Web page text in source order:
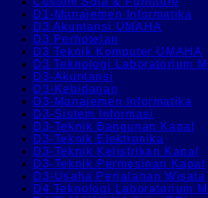
D1-Manajemen Informatika
D3 Akuntansi UMAHA
D3 Perhotelan
D3 Teknik Komputer UMAHA
D3 Teknologi Laboratorium
D3-Akuntansi
D3-Kebidanan
D3-Manajemen Informatika
D3-Sistem Informasi
D3-Teknik Bangunan Kapal
D3-Teknik Elektronika
D3-Teknik Kelistrikan Kapal
D3-Teknik Permesinan Kapal
D3-Usaha Perjalanan Wisata
D4 Teknologi Laboratorium